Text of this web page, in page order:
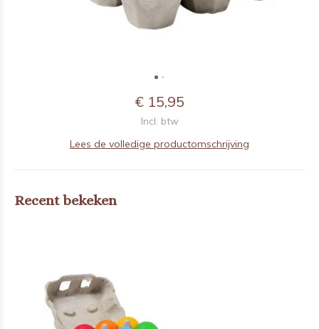
€ 15,95
Incl. btw
Lees de volledige productomschrijving
Recent bekeken